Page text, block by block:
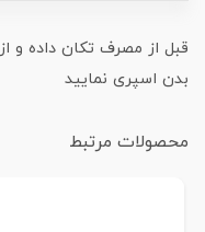
بدن اسپری نمایید
محصولات مرتبط